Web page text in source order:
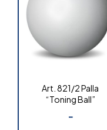
Art. 821/2 Palla
“Toning Ball”
-